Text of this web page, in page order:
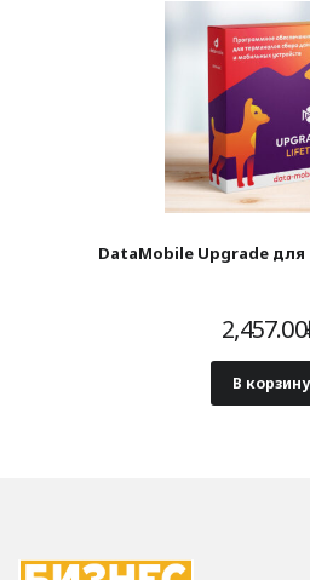
DataMobile Upgrade для
2,457.00
В корзину